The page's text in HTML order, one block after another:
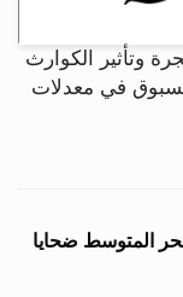
وتأثير الكوارث
مسبوق في معدلات
المتوسط ضحايا